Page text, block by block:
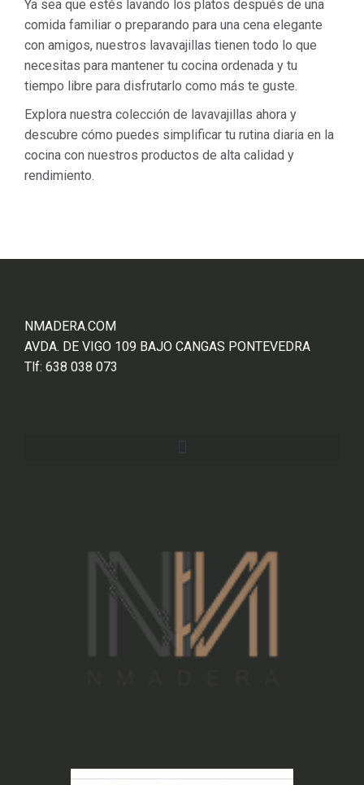
Ya sea que estés lavando los platos después de una
comida familiar o preparando para una cena elegante
con amigos, nuestros lavavajillas tienen todo lo que
necesitas para mantener tu cocina ordenada y tu
tiempo libre para disfrutarlo como más te guste.
Explora nuestra colección de lavavajillas ahora y
descubre cómo puedes simplificar tu rutina diaria en la
cocina con nuestros productos de alta calidad y
rendimiento.
NMADERA.COM
AVDA. DE VIGO 109 BAJO CANGAS PONTEVEDRA
Tlf: 638 038 073